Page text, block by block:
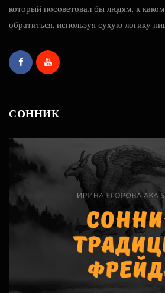
который посоветовал бы людям, к
обратиться, используя сухую логику
СОННИК